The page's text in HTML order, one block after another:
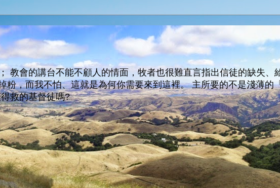
教會的講台不能不顧人的情面，牧者也很難直言指出信徒的缺失
粉，而我不怕、這就是為何你需要來到這裡。 主所要的不是淺薄
救的基督徒嗎?